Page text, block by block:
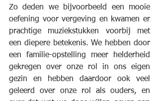
Zo deden we bijvoorbeeld een mooie
oefening voor vergeving en kwamen er
prachtige muziekstukken voorbij met
een diepere betekenis. We hebben door
een familie-opstelling meer helderheid
gekregen over onze rol in ons eigen
gezin en hebben daardoor ook veel
geleerd over onze rol als ouders, en